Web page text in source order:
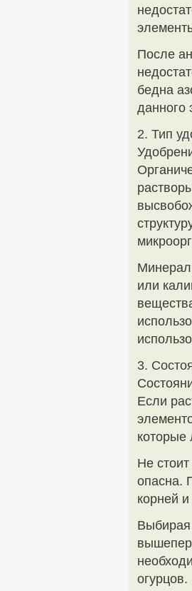
После
бедна
данного
2. Тип
или
3.
Если
которые
Не
опасна.
корней
Выбирая
огурцов.